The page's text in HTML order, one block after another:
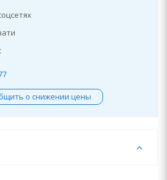
о снижении цены